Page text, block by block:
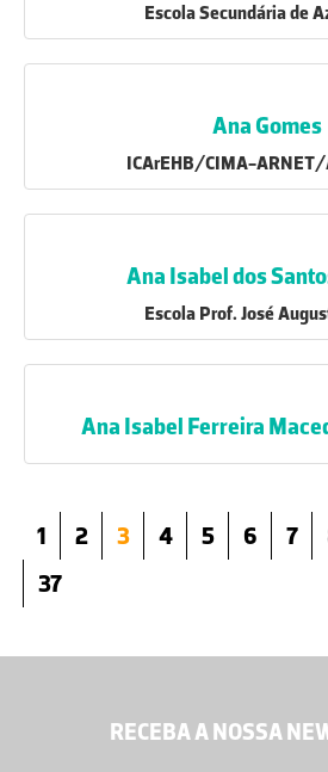
Escola Secundária de
Ana Gomes
ICArEHB/CIMA-
Ana Isabel dos
Escola Prof. José
Ana Isabel Ferreira
1 2 3 4 5 6 7
37
RECEBA A NOSSA